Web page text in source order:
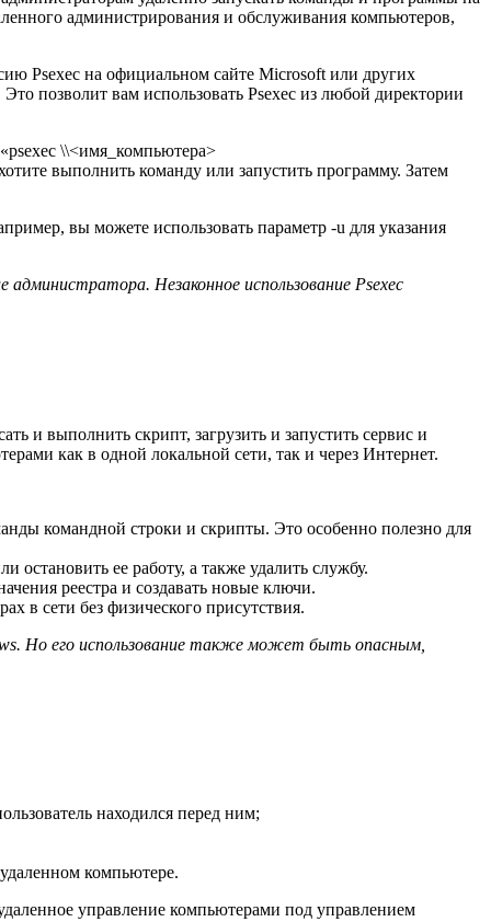
администрирования и обслуживания компьютеров,
Psexec на официальном сайте Microsoft или других
позволит вам использовать Psexec из любой директории
\\<имя_компьютера>
выполнить команду или запустить программу. Затем
вы можете использовать параметр -u для указания
Незаконное использование Psexec
и выполнить скрипт, загрузить и запустить сервис и
как в одной локальной сети, так и через Интернет.
командной строки и скрипты. Это особенно полезно для
остановить ее работу, а также удалить службу.
реестра и создавать новые ключи.
в сети без физического присутствия.
Но его использование также может быть опасным,
находился перед ним;
компьютере.
управление компьютерами под управлением